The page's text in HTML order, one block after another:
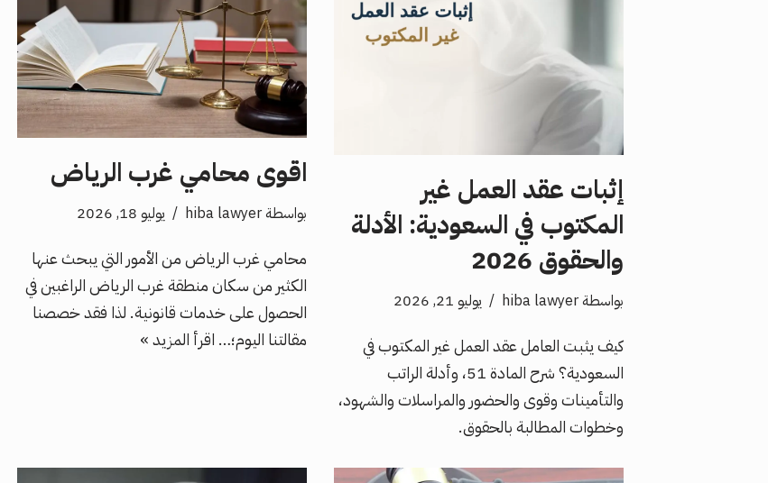
إثبات عقد العمل غير
المكتوب في السعودية: الأدلة
والحقوق 2026
بواسطةhiba lawyer يوليو 21, 2026
كيف يثبت العامل عقد العمل غير المكتوب في
السعودية؟ شرح المادة 51، وأدلة الراتب
والتأمينات وقوى والحضور والمراسلات والشهود،
وخطوات المطالبة بالحقوق.
اقوى محامي غرب الرياض
بواسطةhiba lawyer يوليو 18, 2026
محامي غرب الرياض من الأمور التي يبحث عنها
الكثير من سكان منطقة غرب الرياض الراغبين في
الحصول على خدمات قانونية. لذا فقد خصصنا
مقالتنا اليوم؛… اقرأ المزيد »